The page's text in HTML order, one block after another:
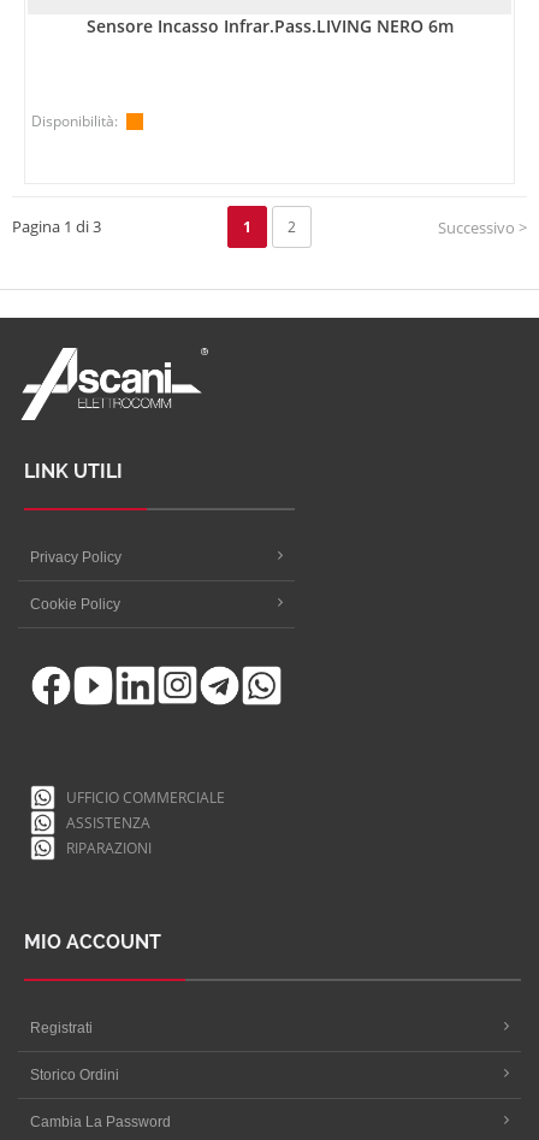
Sensore Incasso Infrar.pass.LIVING NERO 6m
Disponibilità:
Pagina 1 di 3 1 2 Successivo >
LINK UTILI
Privacy Policy
Cookie Policy
UFFICIO COMMERCIALE
ASSISTENZA
RIPARAZIONI
MIO ACCOUNT
Registrati
Storico Ordini
Cambia La Password